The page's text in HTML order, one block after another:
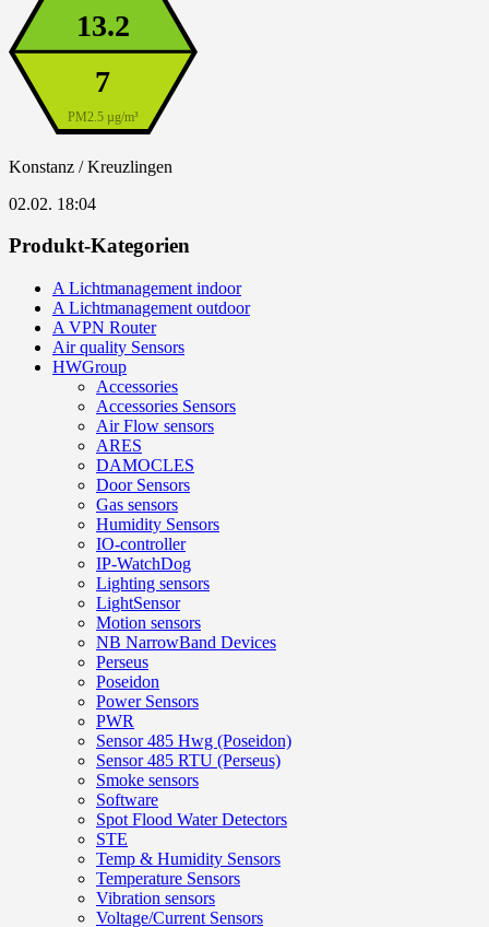
PM2.5 µg/m³
13.2
7
Konstanz / Kreuzlingen
02.02. 18:04
Produkt-Kategorien
A Lichtmanagement indoor
A Lichtmanagement outdoor
A VPN Router
Air quality Sensors
HWGroup
Accessories
Accessories Sensors
Air Flow sensors
ARES
DAMOCLES
Door Sensors
Gas sensors
Humidity Sensors
IO-controller
IP-WatchDog
Lighting sensors
LightSensor
Motion sensors
NB NarrowBand Devices
Perseus
Poseidon
Power Sensors
PWR
Sensor 485 Hwg (Poseidon)
Sensor 485 RTU (Perseus)
Smoke sensors
Software
Spot Flood Water Detectors
STE
Temp & Humidity Sensors
Temperature Sensors
Vibration sensors
Voltage/Current Sensors